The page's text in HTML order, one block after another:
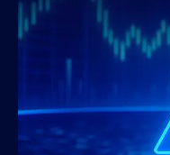
ด้วยข้อมูลของเข
ROI สูงสุด การมี
ลีดสูงสุด ผ่านบล็อ
เพจ และกลยุทธ์คอ
ลูกค้า